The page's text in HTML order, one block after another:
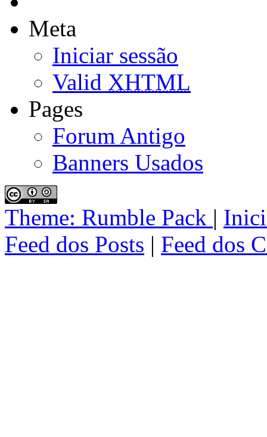
Meta
Iniciar sessão
Valid XHTML
Pages
Forum Antigo
Banners Usados
Theme: Rumble Pack |
Feed dos Posts | Feed dos